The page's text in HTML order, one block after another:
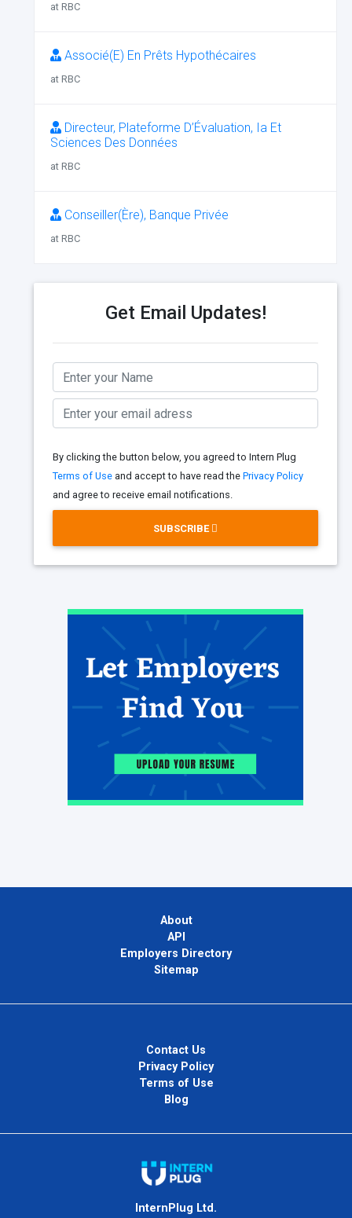
at RBC
Associé(E) En Prêts Hypothécaires
at RBC
Directeur, Plateforme D’Évaluation, Ia Et
Sciences Des Données
at RBC
Conseiller(Ère), Banque Privée
at RBC
Get Email Updates!
By clicking the button below, you agreed to Intern Plug
Terms of Use and accept to have read the Privacy Policy
and agree to receive email notifications.
SUBSCRIBE
About
API
Employers Directory
Sitemap
Contact Us
Privacy Policy
Terms of Use
Blog
InternPlug Ltd.